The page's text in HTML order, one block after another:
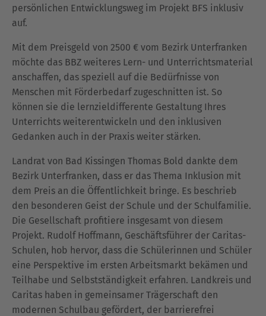
persönlichen Entwicklungsweg im Projekt BFS inklusiv
auf.
Mit dem Preisgeld von 2500 € vom Bezirk Unterfranken
möchte das BBZ weiteres Lern- und Unterrichtsmaterial
anschaffen, das speziell auf die Bedürfnisse von
Menschen mit Förderbedarf zugeschnitten ist. So
können sie die lernzieldifferente Gestaltung Ihres
Unterrichts weiterentwickeln und den inklusiven
Gedanken auch in der Praxis weiter stärken.
Landrat von Bad Kissingen Thomas Bold dankte dem
Bezirk Unterfranken, dass er das Thema Inklusion mit
dem Preis an die Öffentlichkeit bringe. Es beschrieb
den besonderen Geist der Schule und der Schulfamilie.
Die Gesellschaft profitiere insgesamt von diesem
Projekt. Rudolf Hoffmann, Geschäftsführer der Caritas-
Schulen, hob hervor, dass die Schülerinnen und Schüler
eine Perspektive im ersten Arbeitsmarkt bekämen und
Teilhabe und Selbstständigkeit erfahren. Landkreis und
Caritas haben in gemeinsamer Trägerschaft den
modernen Schulbau gefördert, der barrierefrei